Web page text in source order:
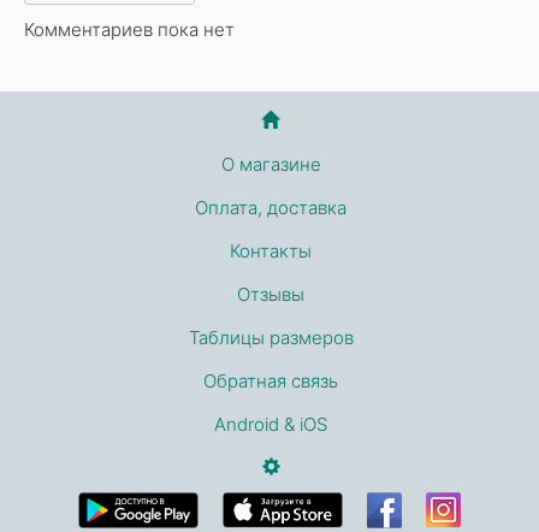
Комментариев пока нет
О магазине
Оплата, доставка
Контакты
Отзывы
Таблицы размеров
Обратная связь
Android & iOS